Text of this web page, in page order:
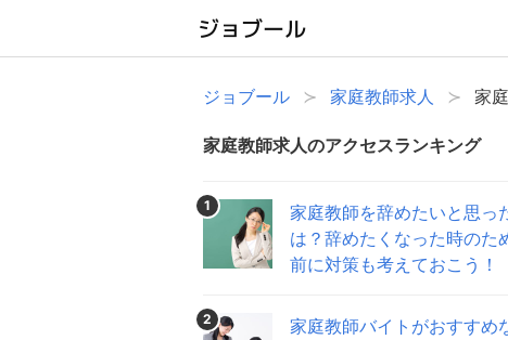
ジョブール 家庭教師求人 家
家庭教師求人のアクセスランキング
1
家庭教師を辞めたいと思っ
は？辞めたくなった時のた
前に対策も考えておこう！
2
家庭教師バイトがおすすめ